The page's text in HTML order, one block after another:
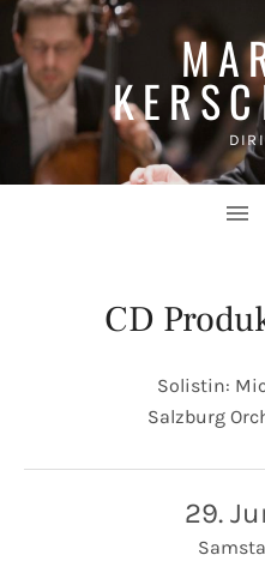
CD
Solistin:
Salzburg
29.